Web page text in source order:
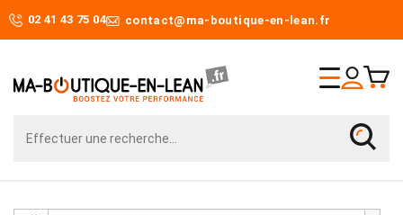
02 41 43 75 04 contact@ma-boutique-en-lean.fr